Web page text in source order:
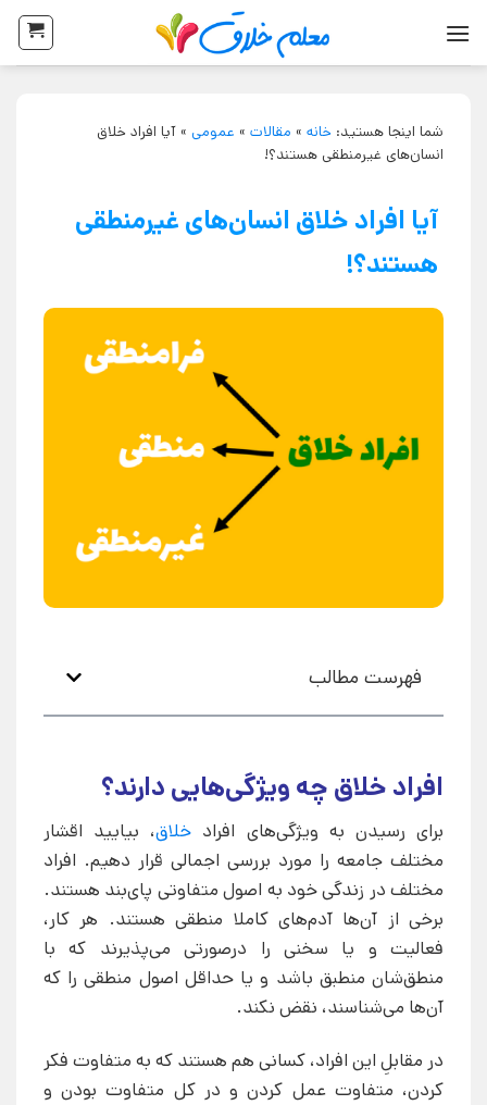
شما اینجا هستید: خانه » مقالات » عمومی » آیا افراد خلاق
انسان‌های غیرمنطقی هستند؟!
آیا افراد خلاق انسان‌های غیرمنطقی
هستند؟!
فهرست مطالب
افراد خلاق چه ویژگی‌هایی دارند؟
برای رسیدن به ویژگی‌های افراد خلاق، بیایید اقشار
مختلف جامعه را مورد بررسی اجمالی قرار دهیم. افراد
مختلف در زندگی خود به اصول متفاوتی پای‌بند هستند.
برخی از آن‌ها آدم‌های کاملا منطقی هستند. هر کار،
فعالیت و یا سخنی را درصورتی می‌پذیرند که با
منطق‌شان منطبق باشد و یا حداقل اصول منطقی را که
آن‌ها می‌شناسند، نقض نکند.
در مقابلِ این افراد، کسانی هم هستند که به متفاوت فکر
کردن، متفاوت عمل کردن و در کل متفاوت بودن و